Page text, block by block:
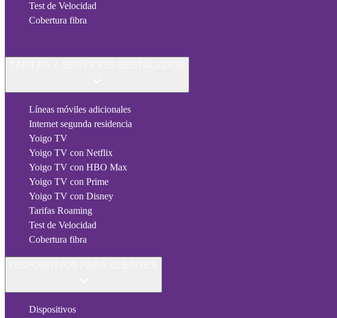
Test de Velocidad
Cobertura fibra
Líneas móviles adicionales
Internet segunda residencia
Yoigo TV
Yoigo TV con Netflix
Yoigo TV con HBO Max
Yoigo TV con Prime
Yoigo TV con Disney
Tarifas Roaming
Test de Velocidad
Cobertura fibra
Dispositivos